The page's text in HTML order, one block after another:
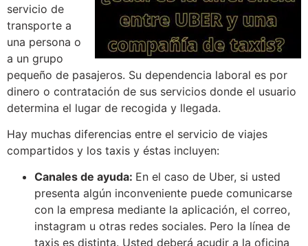
servicio de
transporte a
una persona o
a un grupo
pequeño de pasajeros. Su dependencia laboral es por
dinero o contratación de sus servicios donde el usuario
determina el lugar de recogida y llegada.
Hay muchas diferencias entre el servicio de viajes
compartidos y los taxis y éstas incluyen:
Canales de ayuda: En el caso de Uber, si usted
presenta algún inconveniente puede comunicarse
con la empresa mediante la aplicación, el correo,
instagram u otras redes sociales. Pero la línea de
taxis es distinta. Usted deberá acudir a la oficina